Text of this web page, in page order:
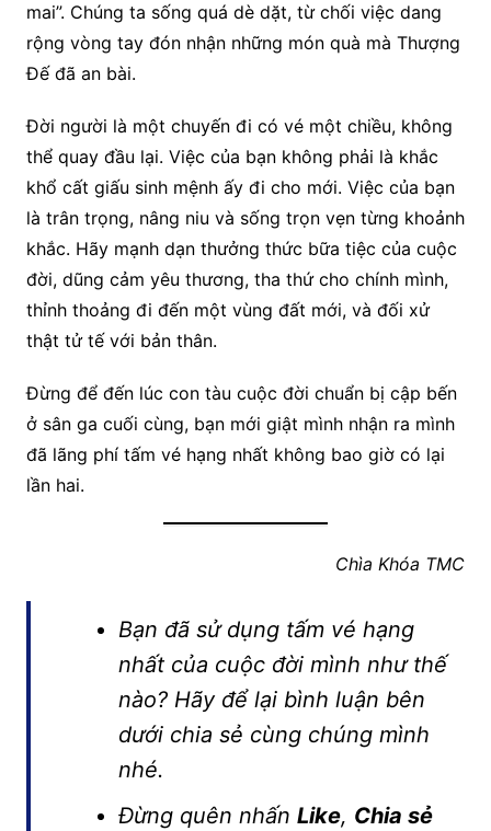
mai”. Chúng ta sống quá dè dặt, từ chối việc dang
rộng vòng tay đón nhận những món quà mà Thượng
Đế đã an bài.
Đời người là một chuyến đi có vé một chiều, không
thể quay đầu lại. Việc của bạn không phải là khắc
khổ cất giấu sinh mệnh ấy đi cho mới. Việc của bạn
là trân trọng, nâng niu và sống trọn vẹn từng khoảnh
khắc. Hãy mạnh dạn thưởng thức bữa tiệc của cuộc
đời, dũng cảm yêu thương, tha thứ cho chính mình,
thỉnh thoảng đi đến một vùng đất mới, và đối xử
thật tử tế với bản thân.
Đừng để đến lúc con tàu cuộc đời chuẩn bị cập bến
ở sân ga cuối cùng, bạn mới giật mình nhận ra mình
đã lãng phí tấm vé hạng nhất không bao giờ có lại
lần hai.
Chìa Khóa TMC
Bạn đã sử dụng tấm vé hạng
nhất của cuộc đời mình như thế
nào? Hãy để lại bình luận bên
dưới chia sẻ cùng chúng mình
nhé.
Đừng quên nhấn Like, Chia sẻ